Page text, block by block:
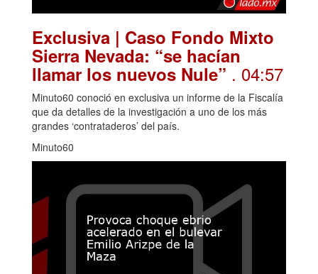
Exclusiva | Caso Fondo Mixto
Sierra Nevada: “se hacían
llamar los nuevos Nule” . 04:57
Minuto60 conoció en exclusiva un informe de la Fiscalía
que da detalles de la investigación a uno de los más
grandes ‘contrataderos’ del país.
Minuto60